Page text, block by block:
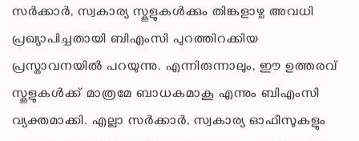
സർക്കാർ, സ്വകാര്യ സ്കൂളുകൾക്കും തിങ്കളാഴ്ച അവധി
പ്രഖ്യാപിച്ചതായി ബിഎംസി പുറത്തിറക്കിയ
പ്രസ്താവനയിൽ പറയുന്നു. എന്നിരുന്നാലും, ഈ ഉത്തരവ്
സ്കൂളുകൾക്ക് മാത്രമേ ബാധകമാകൂ എന്നും ബിഎംസി
വ്യക്തമാക്കി. എല്ലാ സർക്കാർ, സ്വകാര്യ ഓഫീസുകളും